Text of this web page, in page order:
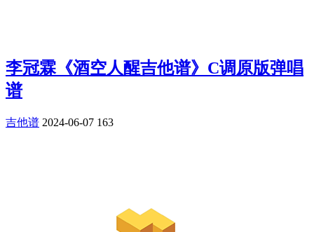
李冠霖《酒空人醒吉他谱》C调原版弹唱
谱
吉他谱 2024-06-07 163